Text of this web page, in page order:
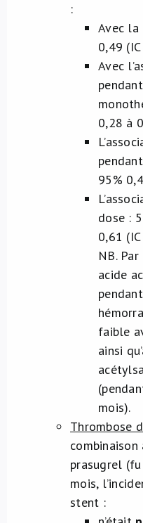
:
Avec la
0,49
Avec
0,28 à
95%
dose :
0,61
NB.
acide
faible
ainsi
mois).
Thrombose
prasugrel
mois,
stent :